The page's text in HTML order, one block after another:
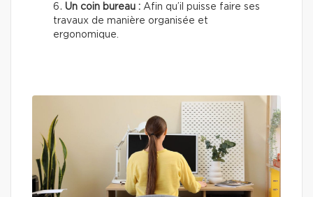
Un coin bureau : Afin qu’il puisse faire ses
travaux de manière organisée et
ergonomique.